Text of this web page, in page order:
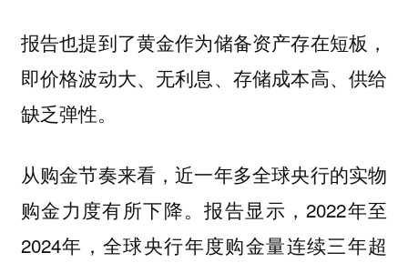
报告也提到了黄金作为储备资产存在短板，
即价格波动大、无利息、存储成本高、供给
缺乏弹性。
从购金节奏来看，近一年多全球央行的实物
购金力度有所下降。报告显示，2022年至
2024年，全球央行年度购金量连续三年超